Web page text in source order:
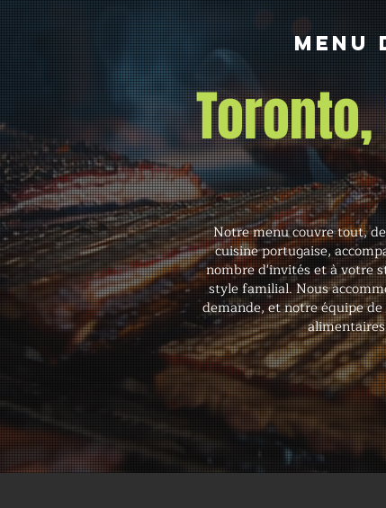
Notre menu couvre tout,
cuisine portugaise,
nombre d'invités et à votre
style familial. Nous
demande, et notre équipe